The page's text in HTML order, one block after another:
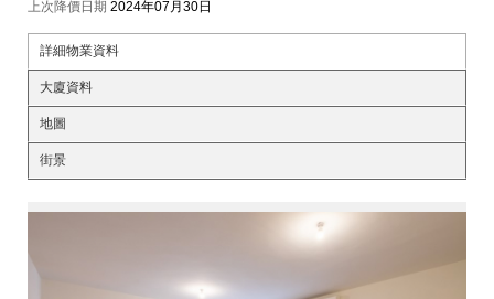
上次降價日期 2024年07月30日
詳細物業資料
大廈資料
地圖
街景